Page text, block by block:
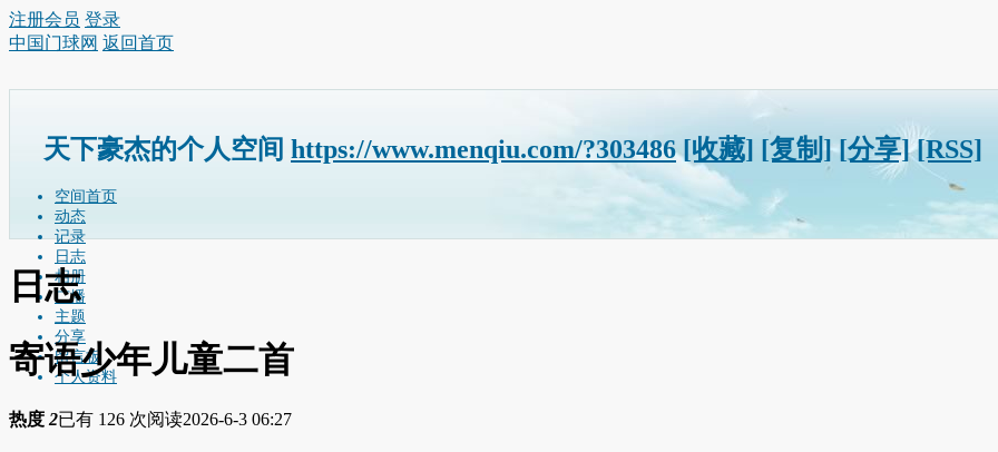
注册会员 登录
中国门球网 返回首页
天下豪杰的个人空间 https://www.menqiu.com/?303486 [收藏] [复制] [分享] [RSS]
空间首页
动态
记录
日志
相册
广播
主题
分享
留言板
个人资料
日志
寄语少年儿童二首
热度 2已有 126 次阅读2026-6-3 06:27